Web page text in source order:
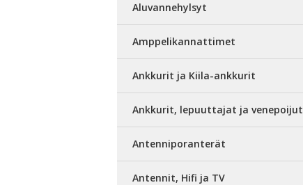
Aluvannehylsyt
Amppelikannattimet
Ankkurit ja Kiila-ankkurit
Ankkurit, lepuuttajat ja venepoijut
Antenniporanterät
Antennit, Hifi ja TV